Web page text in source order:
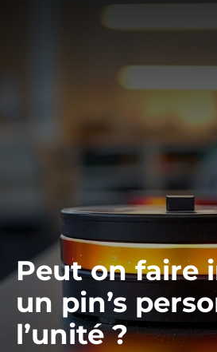
Peut on faire
un pin’s
l’unité ?